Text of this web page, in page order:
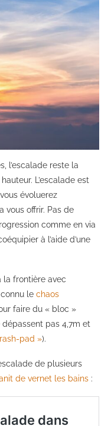
l’escalade reste la
L’escalade est
évoluerez
vous offrir. Pas de
comme en via
à l’aide d’une
la frontière avec
le chaos
faire du « bloc »
pas 4,7m et
pad »).
de plusieurs
de vernet les bains :